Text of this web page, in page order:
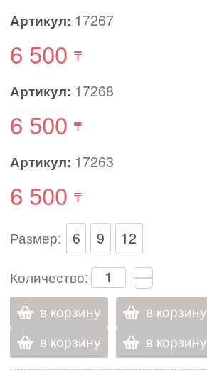
Артикул: 17267
6 500
Артикул: 17268
6 500
Артикул: 17263
6 500
Размер: 6 9
12
Количество:
в корзину
в корзину
в корзину
в корзину